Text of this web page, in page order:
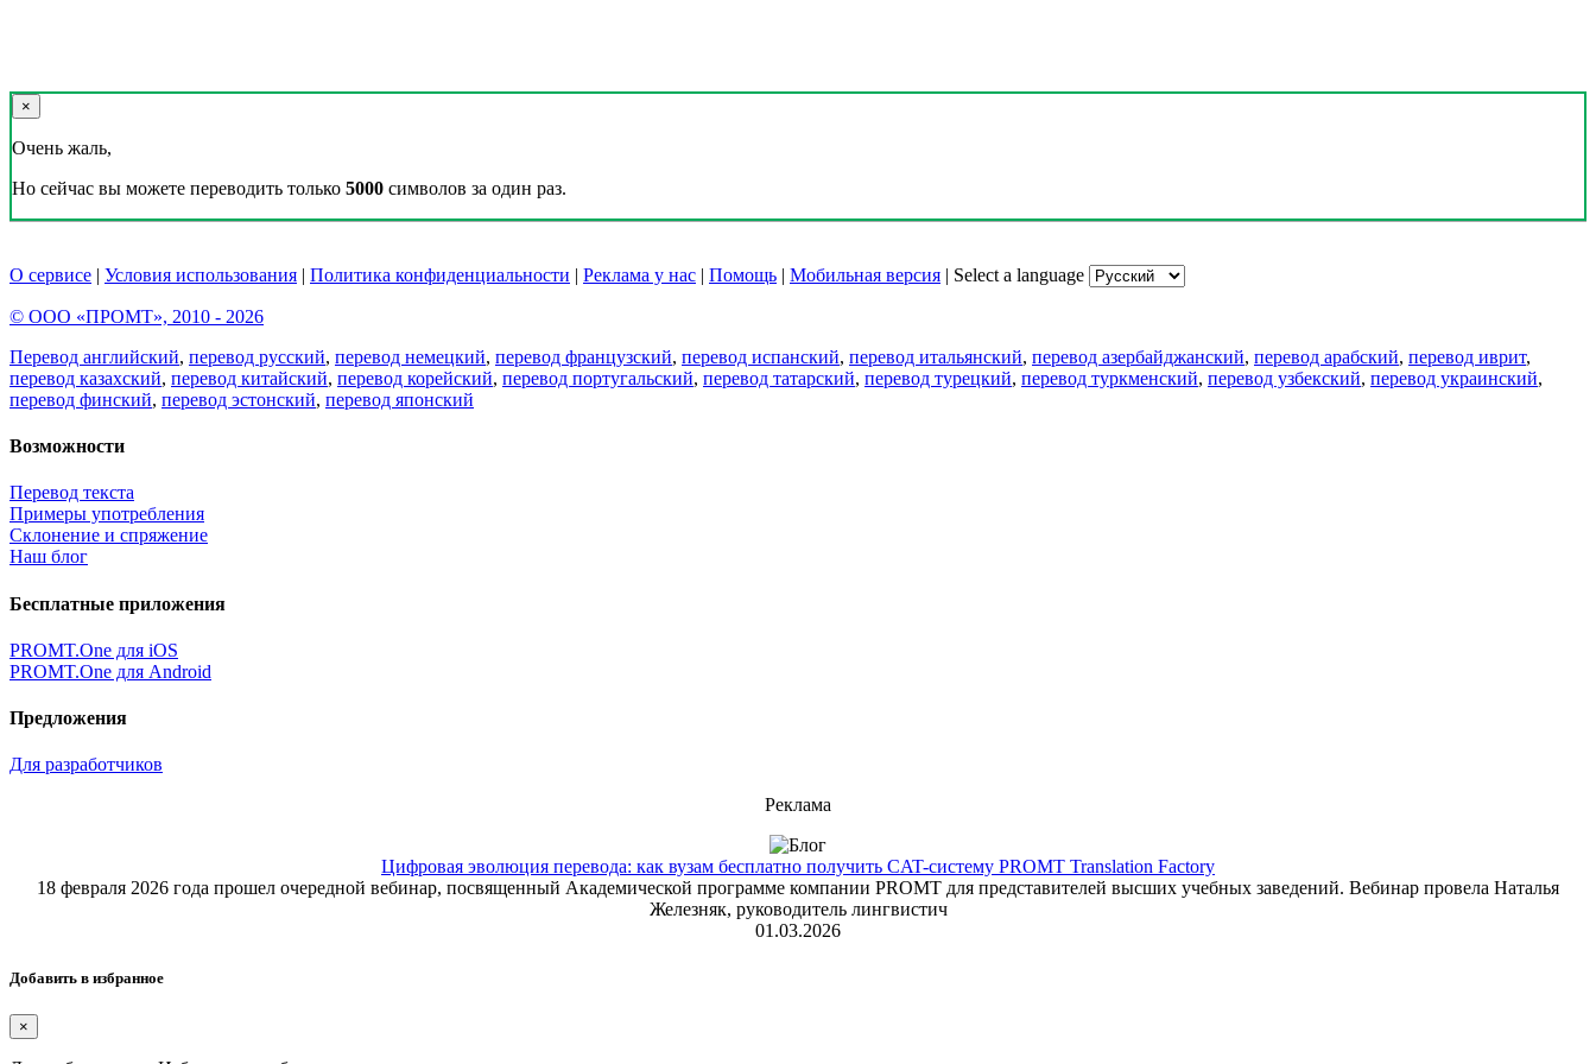
×
Очень жаль,
Но сейчас вы можете переводить только 5000 символов за один раз.
О сервисе | Условия использования | Политика конфиденциальности | Реклама у нас | Помощь | Мобильная версия | Select a language
© ООО «ПРОМТ», 2010 - 2026
Перевод английский, перевод русский, перевод немецкий, перевод французский, перевод испанский, перевод итальянский, перевод азербайджанский, перевод арабский, перевод иврит,
перевод казахский, перевод китайский, перевод корейский, перевод португальский, перевод татарский, перевод турецкий, перевод туркменский, перевод узбекский, перевод украинский,
перевод финский, перевод эстонский, перевод японский
Возможности
Перевод текста
Примеры употребления
Склонение и спряжение
Наш блог
Бесплатные приложения
PROMT.One для iOS
PROMT.One для Android
Предложения
Для разработчиков
Реклама
Цифровая эволюция перевода: как вузам бесплатно получить CAT-систему PROMT Translation Factory
18 февраля 2026 года прошел очередной вебинар, посвященный Академической программе компании PROMT для представителей высших учебных заведений. Вебинар провела Наталья
Железняк, руководитель лингвистич
01.03.2026
Добавить в избранное
×